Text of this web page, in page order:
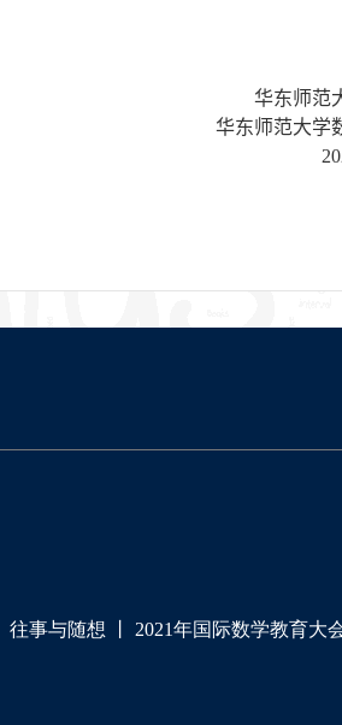
往事与随想 2021年国际数学教育大